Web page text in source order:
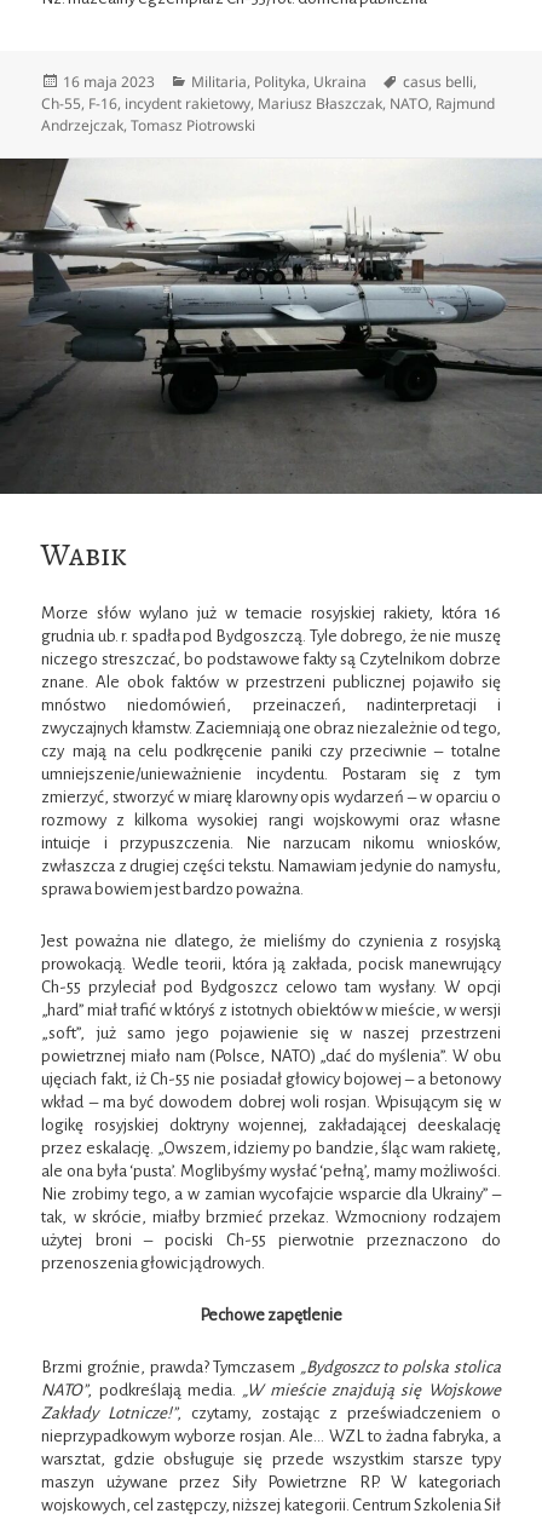
Data
publikacji
16 maja 2023 Kategorie
Militaria, Polityka, Ukraina Tagi
casus belli,
Ch-55, F-16, incydent rakietowy, Mariusz Błaszczak, NATO, Rajmund
Andrzejczak,Tomasz Piotrowski
Wabik
Morze słów wylano już w temacie rosyjskiej rakiety, która 16
grudnia ub. r. spadła pod Bydgoszczą. Tyle dobrego, że nie muszę
niczego streszczać, bo podstawowe fakty są Czytelnikom dobrze
znane. Ale obok faktów w przestrzeni publicznej pojawiło się
mnóstwo niedomówień, przeinaczeń, nadinterpretacji i
zwyczajnych kłamstw. Zaciemniają one obraz niezależnie od tego,
czy mają na celu podkręcenie paniki czy przeciwnie – totalne
umniejszenie/unieważnienie incydentu. Postaram się z tym
zmierzyć, stworzyć w miarę klarowny opis wydarzeń – w oparciu o
rozmowy z kilkoma wysokiej rangi wojskowymi oraz własne
intuicje i przypuszczenia. Nie narzucam nikomu wniosków,
zwłaszcza z drugiej części tekstu. Namawiam jedynie do namysłu,
sprawa bowiem jest bardzo poważna.
Jest poważna nie dlatego, że mieliśmy do czynienia z rosyjską
prowokacją. Wedle teorii, która ją zakłada, pocisk manewrujący
Ch-55 przyleciał pod Bydgoszcz celowo tam wysłany. W opcji
„hard” miał trafić w któryś z istotnych obiektów w mieście, w wersji
„soft”, już samo jego pojawienie się w naszej przestrzeni
powietrznej miało nam (Polsce, NATO) „dać do myślenia”. W obu
ujęciach fakt, iż Ch-55 nie posiadał głowicy bojowej – a betonowy
wkład – ma być dowodem dobrej woli rosjan. Wpisującym się w
logikę rosyjskiej doktryny wojennej, zakładającej deeskalację
przez eskalację. „Owszem, idziemy po bandzie, śląc wam rakietę,
ale ona była ‘pusta’. Moglibyśmy wysłać ‘pełną’, mamy możliwości.
Nie zrobimy tego, a w zamian wycofajcie wsparcie dla Ukrainy” –
tak, w skrócie, miałby brzmieć przekaz. Wzmocniony rodzajem
użytej broni – pociski Ch-55 pierwotnie przeznaczono do
przenoszenia głowic jądrowych.
Pechowe zapętlenie
Brzmi groźnie, prawda? Tymczasem „Bydgoszcz to polska stolica
NATO”, podkreślają media. „W mieście znajdują się Wojskowe
Zakłady Lotnicze!”, czytamy, zostając z przeświadczeniem o
nieprzypadkowym wyborze rosjan. Ale… WZL to żadna fabryka, a
warsztat, gdzie obsługuje się przede wszystkim starsze typy
maszyn używane przez Siły Powietrzne RP. W kategoriach
wojskowych, cel zastępczy, niższej kategorii. Centrum Szkolenia Sił